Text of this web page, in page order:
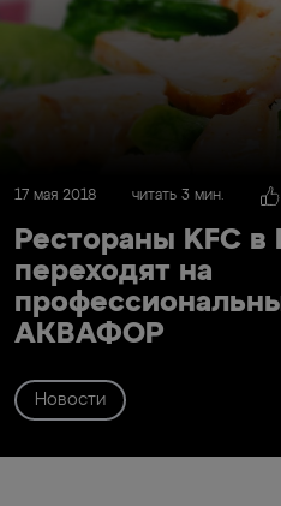
17 мая 2018 читать 3 мин.
Рестораны KFC в
переходят на
АКВАФОР
Новости